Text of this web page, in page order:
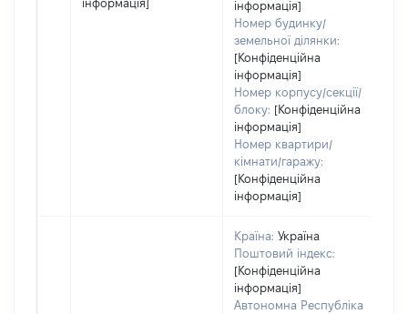
інформація]
інформація]
Номер будинку/
земельної ділянки:
[Конфіденційна
інформація]
Номер корпусу/секції/
блоку: [Конфіденційна
інформація]
Номер квартири/
кімнати/гаражу:
[Конфіденційна
інформація]
Країна: Україна
Поштовий індекс:
[Конфіденційна
інформація]
Автономна Республіка